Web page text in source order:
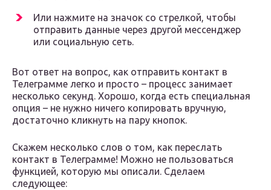
Или нажмите на значок со стрелкой, чтобы
отправить данные через другой мессенджер
или социальную сеть.
Вот ответ на вопрос, как отправить контакт в
Телеграмме легко и просто – процесс занимает
несколько секунд. Хорошо, когда есть специальная
опция – не нужно ничего копировать вручную,
достаточно кликнуть на пару кнопок.
Скажем несколько слов о том, как переслать
контакт в Телеграмме! Можно не пользоваться
функцией, которую мы описали. Сделаем
следующее: